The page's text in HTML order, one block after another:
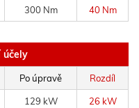
300 Nm 40 Nm
účely
Po úpravě Rozdíl
129 kW 26 kW